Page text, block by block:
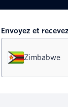
Envoyez et
Zimbabwe